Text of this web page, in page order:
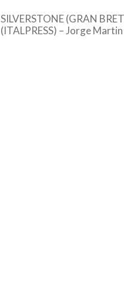
SILVERSTONE (GRAN
(ITALPRESS) – Jorge